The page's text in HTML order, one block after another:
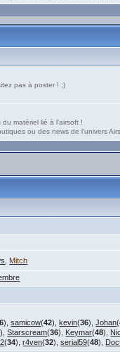
pas à poster ! ;)
matériel lié à l'airsoft !
ou des news de l'univers
Mitch
),samicow(42),kevin(36),Johan(
),Starscream(36), Keymar(48),
(34),r4ven(32),serial59(48),